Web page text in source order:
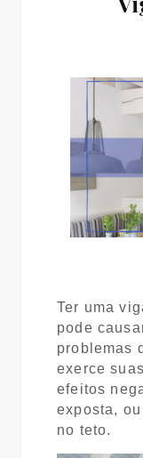
Ter uma
pode
problemas
exerce
efeitos
exposta,
no teto.